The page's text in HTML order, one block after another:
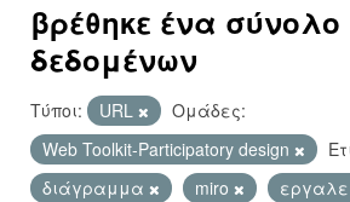
βρέθηκε ένα σύνολο
δεδομένων
Τύποι: URL
Ομάδες:
Web Toolkit-Participatory design
διάγραμμα
miro